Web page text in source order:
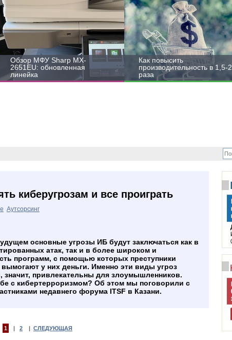
Обзор МФУ Sharp MX-
2651EU: обновленная
линейка
Как повысить
производительность в 1,5-2
раза
киберугрозам и все проиграть
Аутсорсинг
основные угрозы ИБ будут заключаться как в
атак, так и в более широком и
программ, с помощью которых преступники
у них деньги. Именно эти виды угроз
привлекательны для злоумышленников.
с кибертерроризмом? Об этом мы поговорили с
недавнего форума ITSF в Казани.
1 | 2 | СЛЕДУЮЩАЯ